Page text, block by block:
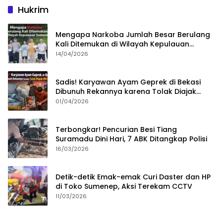
Hukrim
Mengapa Narkoba Jumlah Besar Berulang
Kali Ditemukan di Wilayah Kepulauan
Sumenep?
14/04/2026
Sadis! Karyawan Ayam Geprek di Bekasi
Dibunuh Rekannya karena Tolak Diajak
Merampok Majikan
01/04/2026
Terbongkar! Pencurian Besi Tiang
Suramadu Dini Hari, 7 ABK Ditangkap Polisi
16/03/2026
Detik-detik Emak-emak Curi Daster dan HP
di Toko Sumenep, Aksi Terekam CCTV
11/03/2026